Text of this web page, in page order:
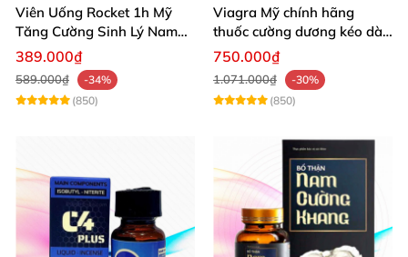
Viên Uống Rocket 1h Mỹ
Tăng Cường Sinh Lý Nam
Hỗ Trợ Mạnh
389.000₫
589.000₫
-34%
(850)
Viagra Mỹ chính hãng
thuốc cường dương kéo dài
thời gian hiệu quả cho Nam
750.000₫
1.071.000₫
-30%
(850)